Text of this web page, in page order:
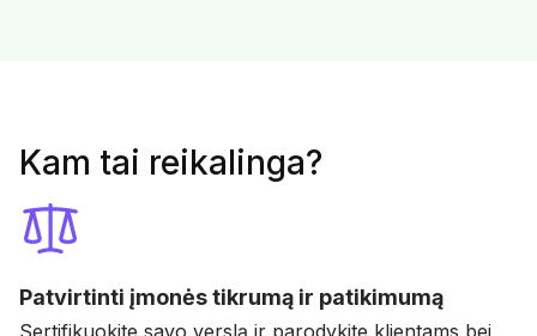
Kam tai reikalinga?
Patvirtinti įmonės tikrumą ir patikimumą